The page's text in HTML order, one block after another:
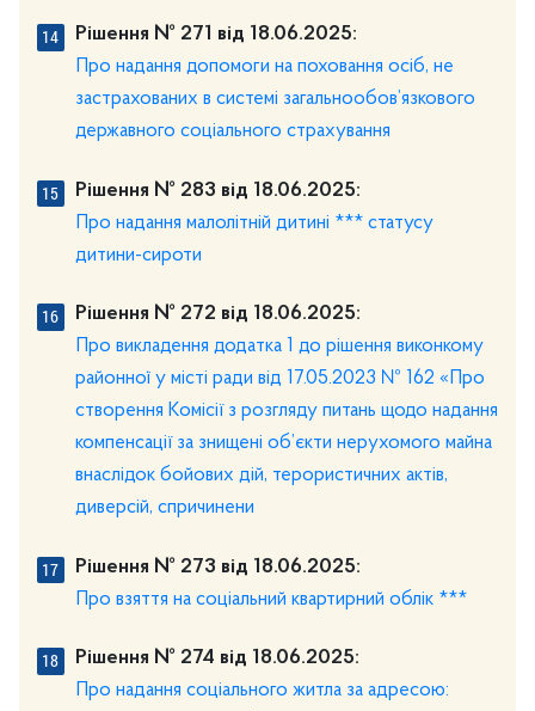
Рішення № 271 від 18.06.2025:
Про надання допомоги на поховання осіб, не
застрахованих в системі загальнообов’язкового
державного соціального страхування
Рішення № 283 від 18.06.2025:
Про надання малолітній дитині *** статусу
дитини-сироти
Рішення № 272 від 18.06.2025:
Про викладення додатка 1 до рішення виконкому
районної у місті ради від 17.05.2023 № 162 «Про
створення Комісії з розгляду питань щодо надання
компенсації за знищені об’єкти нерухомого майна
внаслідок бойових дій, терористичних актів,
диверсій, спричинени
Рішення № 273 від 18.06.2025:
Про взяття на соціальний квартирний облік ***
Рішення № 274 від 18.06.2025:
Про надання соціального житла за адресою: